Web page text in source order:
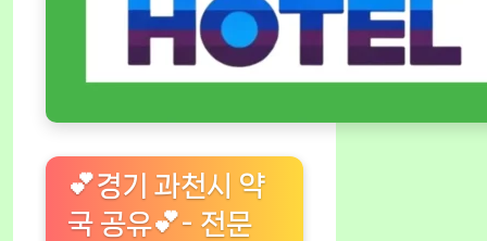
💕경기 과천시 약
국 공유💕- 전문